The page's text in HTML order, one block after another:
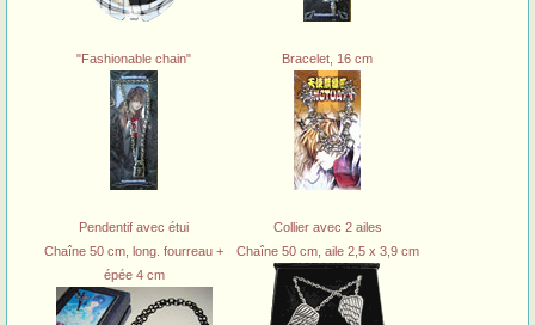
"Fashionable chain" Bracelet, 16 cm
Pendentif avec étui
Chaîne 50 cm, long. fourreau +
épée 4 cm
Collier avec 2 ailes
Chaîne 50 cm, aile 2,5 x 3,9 cm